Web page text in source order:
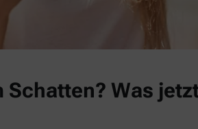
Schatten? Was